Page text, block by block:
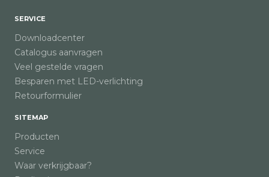
SERVICE
Downloadcenter
Catalogus aanvragen
Veel gestelde vragen
Besparen met LED-verlichting
Retourformulier
SITEMAP
Producten
Service
Waar verkrijgbaar?